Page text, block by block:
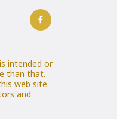
intended or
than that.
web site.
and